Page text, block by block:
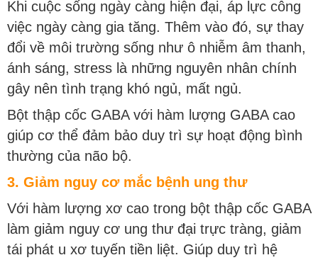
Khi cuộc sống ngày càng hiện đại, áp lực công
việc ngày càng gia tăng. Thêm vào đó, sự thay
đổi về môi trường sống như ô nhiễm âm thanh,
ánh sáng, stress là những nguyên nhân chính
gây nên tình trạng khó ngủ, mất ngủ.
Bột thập cốc GABA với hàm lượng GABA cao
giúp cơ thể đảm bảo duy trì sự hoạt động bình
thường của não bộ.
3. Giảm nguy cơ mắc bệnh ung thư
Với hàm lượng xơ cao trong bột thập cốc GABA
làm giảm nguy cơ ung thư đại trực tràng, giảm
tái phát u xơ tuyến tiền liệt. Giúp duy trì hệ